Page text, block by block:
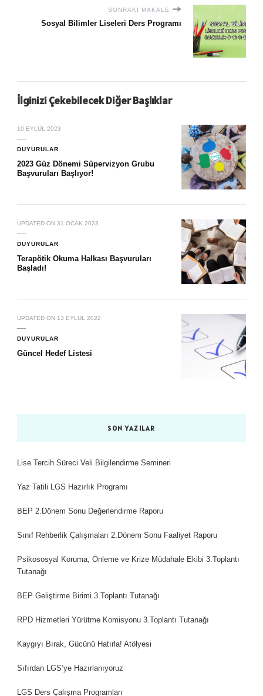
SONRAKI MAKALE
Sosyal Bilimler Liseleri Ders Programı
İlginizi Çekebilecek Diğer Başlıklar
10 EYLÜL 2023
DUYURULAR
2023 Güz Dönemi Süpervizyon Grubu
Başvuruları Başlıyor!
UPDATED ON 31 OCAK 2023
DUYURULAR
Terapötik Okuma Halkası Başvuruları
Başladı!
UPDATED ON 13 EYLÜL 2022
DUYURULAR
Güncel Hedef Listesi
SON YAZILAR
Lise Tercih Süreci Veli Bilgilendirme Semineri
Yaz Tatili LGS Hazırlık Programı
BEP 2.Dönem Sonu Değerlendirme Raporu
Sınıf Rehberlik Çalışmaları 2.Dönem Sonu Faaliyet Raporu
Psikososyal Koruma, Önleme ve Krize Müdahale Ekibi 3.Toplantı
Tutanağı
BEP Geliştirme Birimi 3.Toplantı Tutanağı
RPD Hizmetleri Yürütme Komisyonu 3.Toplantı Tutanağı
Kaygıyı Bırak, Gücünü Hatırla! Atölyesi
Sıfırdan LGS’ye Hazırlanıyoruz
LGS Ders Çalışma Programları